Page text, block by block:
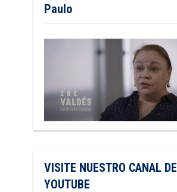
Paulo
VISITE NUESTRO CANAL DE
YOUTUBE